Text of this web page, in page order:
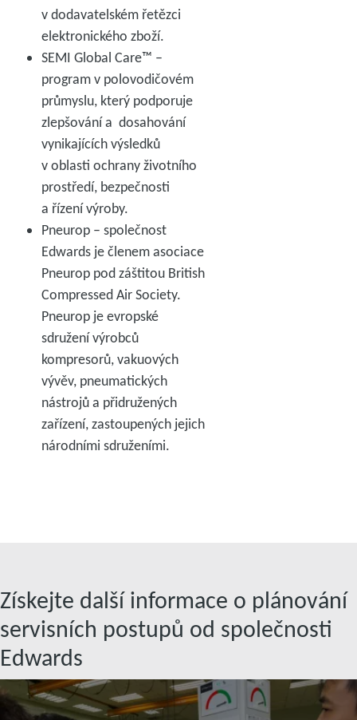
v dodavatelském řetězci
elektronického zboží.
SEMI Global Care™ –
program v polovodičovém
průmyslu, který podporuje
zlepšování a dosahování
vynikajících výsledků
v oblasti ochrany životního
prostředí, bezpečnosti
a řízení výroby.
Pneurop – společnost
Edwards je členem asociace
Pneurop pod záštitou British
Compressed Air Society.
Pneurop je evropské
sdružení výrobců
kompresorů, vakuových
vývěv, pneumatických
nástrojů a přidružených
zařízení, zastoupených jejich
národními sdruženími.
Získejte další informace o plánování
servisních postupů od společnosti
Edwards